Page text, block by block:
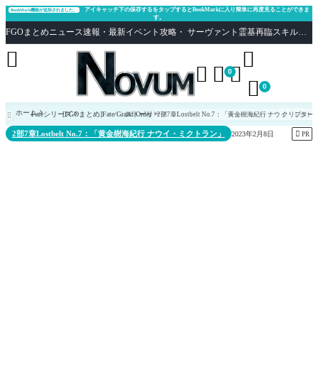
BookMark機能が追加されました。
アイキャッチ下の保存するをタップするとBookMarkに入り簡単に再度見ることができま
す。
FGOまとめニュース速報・最新イベント攻略・ サーヴァント霊基再臨スキル性能評価まとめ Fate/Grand Order
  0

 0

 ホームFateシリーズ[FGOまとめ]Fate/Grand Order
ストーリー2部7章Lostbelt No.7：「黄金樹海紀行 ナウイ・ミクト
クリプター
2部7章Lostbelt No.7：「黄金樹海紀行 ナウイ・ミクトラン」 2023年2月8日  PR